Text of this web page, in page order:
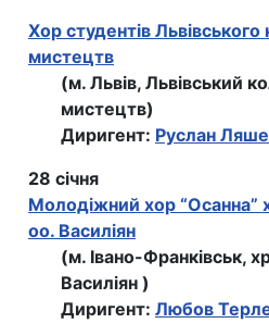
Хор студентів
мистецтв
(м. Львів, Львівський
мистецтв)
Диригент: Руслан
28 січня
Молодіжний хор “Осанна”
оо. Василіян
(м. Івано-Франківськ,
Василіян )
Диригент: Любов